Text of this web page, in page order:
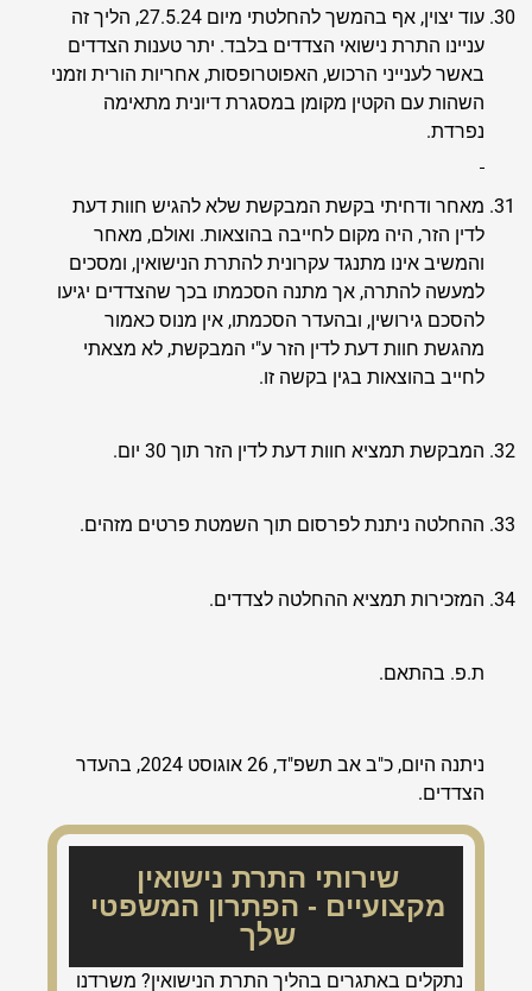
עוד יצוין, אף בהמשך להחלטתי מיום 27.5.24, הליך זה
עניינו התרת נישואי הצדדים בלבד. יתר טענות הצדדים
באשר לענייני הרכוש, האפוטרופסות, אחריות הורית וזמני
השהות עם הקטין מקומן במסגרת דיונית מתאימה
נפרדת.
מאחר ודחיתי בקשת המבקשת שלא להגיש חוות דעת
לדין הזר, היה מקום לחייבה בהוצאות. ואולם, מאחר
והמשיב אינו מתנגד עקרונית להתרת הנישואין, ומסכים
למעשה להתרה, אך מתנה הסכמתו בכך שהצדדים יגיעו
להסכם גירושין, ובהעדר הסכמתו, אין מנוס כאמור
מהגשת חוות דעת לדין הזר ע"י המבקשת, לא מצאתי
לחייב בהוצאות בגין בקשה זו.
המבקשת תמציא חוות דעת לדין הזר תוך 30 יום.
ההחלטה ניתנת לפרסום תוך השמטת פרטים מזהים.
המזכירות תמציא ההחלטה לצדדים.
ת.פ. בהתאם.
ניתנה היום, כ"ב אב תשפ"ד, 26 אוגוסט 2024, בהעדר
הצדדים.
שירותי התרת נישואין
מקצועיים - הפתרון המשפטי
שלך
נתקלים באתגרים בהליך התרת הנישואין? משרדנו